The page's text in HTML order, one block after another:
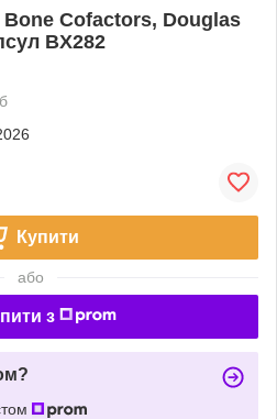
Bone Cofactors, Douglas
BX282
Купити
або
з